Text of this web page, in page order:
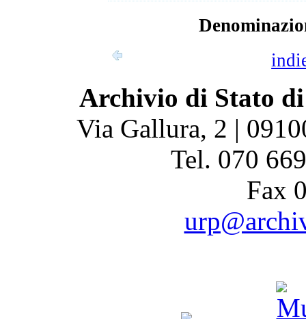
Archivio di Stato
Via Gallura, 2 |
Tel. 070
Fax